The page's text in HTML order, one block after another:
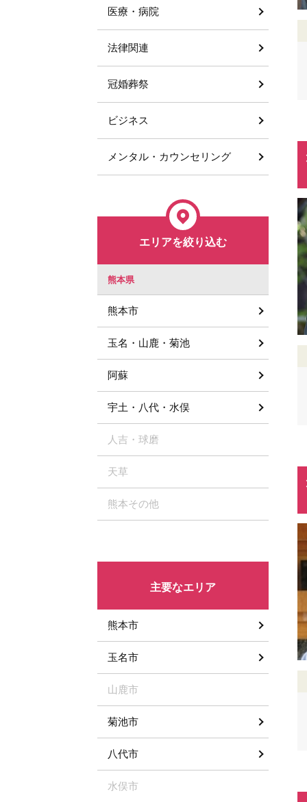
医療・病院
法律関連
冠婚葬祭
ビジネス
メンタル・カウンセリング
エリアを絞り込む
熊本県
熊本市
玉名・山鹿・菊池
阿蘇
宇土・八代・水俣
人吉・球磨
天草
熊本その他
主要なエリア
熊本市
玉名市
山鹿市
菊池市
八代市
水俣市